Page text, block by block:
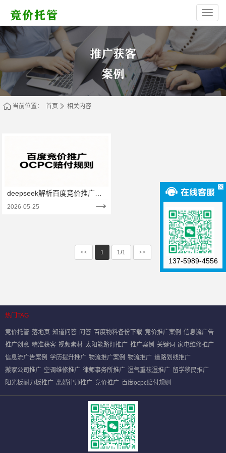
西
安
高
林
烁
网
络
（个
当前位置： 首页 相关内容
deepseek解析百度竞价推广
oCPC赔付规则是什么
2026-05-25
<< 1 1/1 >>
热门TAG
竞价托管 落地页 知道问答 问答 百度物料备份下载 竞价推广案例 信息流广告
推广创意 精准获客 视频素材 太阳能路灯推广 推广案例 关键词 家电维修推广
信息流广告案例 学历提升推广 物流推广案例 物流推广 道路划线推广
搬家公司推广 空调维修推广 律师事务所推广 湿气重祛湿推广 留学移民推广
阳光板耐力板推广 离婚律师推广 竞价推广 百度ocpc赔付规则
137-5989-4556